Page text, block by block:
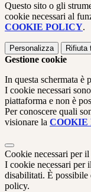
Questo sito o gli
cookie necessari al
COOKIE POLICY.
Personalizza Rifiuta
Gestione cookie
In questa schermata è
I cookie necessari
piattaforma e non è
Per conoscere quali
visionare la COOKIE
Cookie necessari per
I cookie necessari per
disabilitati. È possibile
policy.